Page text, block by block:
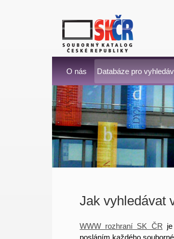
O nás Databáze pro
Jak vyhledávat
WWW rozhraní SK ČR
posláním každého